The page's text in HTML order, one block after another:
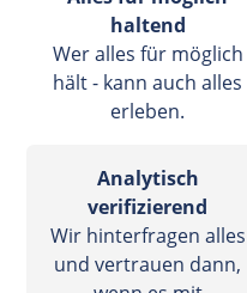
haltend
Wer alles für möglich
hält - kann auch alles
erleben.
Analytisch
verifizierend
Wir hinterfragen alles
und vertrauen dann,